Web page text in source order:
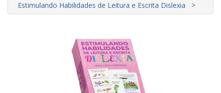
Estimulando Habilidades de Leitura e Escrita Dislexia